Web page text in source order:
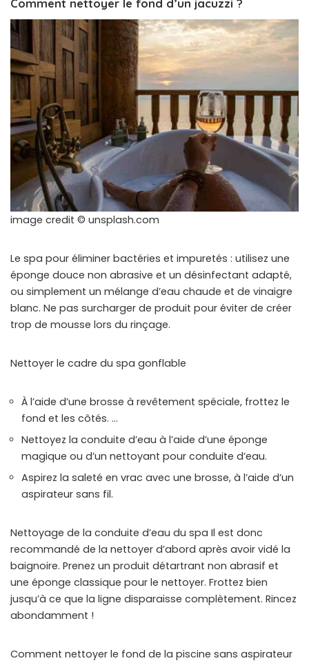
Comment nettoyer le fond d’un jacuzzi ?
image credit © unsplash.com
Le spa pour éliminer bactéries et impuretés : utilisez une
éponge douce non abrasive et un désinfectant adapté,
ou simplement un mélange d’eau chaude et de vinaigre
blanc. Ne pas surcharger de produit pour éviter de créer
trop de mousse lors du rinçage.
Nettoyer le cadre du spa gonflable
À l’aide d’une brosse à revêtement spéciale, frottez le
fond et les côtés. …
Nettoyez la conduite d’eau à l’aide d’une éponge
magique ou d’un nettoyant pour conduite d’eau.
Aspirez la saleté en vrac avec une brosse, à l’aide d’un
aspirateur sans fil.
Nettoyage de la conduite d’eau du spa Il est donc
recommandé de la nettoyer d’abord après avoir vidé la
baignoire. Prenez un produit détartrant non abrasif et
une éponge classique pour le nettoyer. Frottez bien
jusqu’à ce que la ligne disparaisse complètement. Rincez
abondamment !
Comment nettoyer le fond de la piscine sans aspirateur